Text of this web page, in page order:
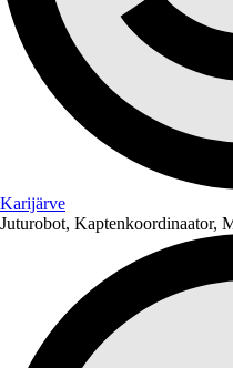
Karijärve
Juturobot, Kaptenkoordinaator,